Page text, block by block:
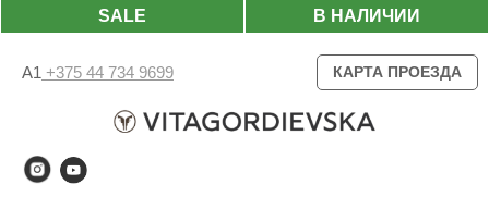
В НАЛИЧИИ
SALE
А1 +375 44 734 9699 КАРТА ПРОЕЗДА